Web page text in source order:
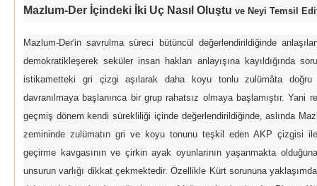
Mazlum-Der İçindeki İki Uç Nasıl Oluştu ve Neyi Temsil
Mazlum-Der'in savrulma süreci bütüncül değerlendirildiğinde
demokratikleşerek seküler insan hakları anlayışına kayıldığında
istikametteki gri çizgi aşılarak daha koyu tonlu zulümâta
davranılmaya başlanınca bir grup rahatsız olmaya başlamıştır. Yani
geçmiş dönem kendi sürekliliği içinde değerlendirildiğinde, aslında
zemininde zulümatın gri ve koyu tonunu teşkil eden AKP çizgisi
geçirme kavgasının ve çirkin ayak oyunlarının yaşanmakta
unsurun varlığı dikkat çekmektedir. Özellikle Kürt sorununa